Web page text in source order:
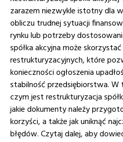
zarazem niezwykle istotny dla
obliczu trudnej sytuacji
rynku lub potrzeby
spółka akcyjna może
restrukturyzacyjnych, które
konieczności ogłoszenia
stabilność przedsiębiorstwa.
czym jest restrukturyzacja
jakie dokumenty należy
korzyści, a także jak uniknąć
błędów. Czytaj dalej, aby